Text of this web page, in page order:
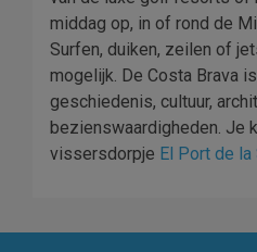
middag op, in of rond de
Surfen, duiken, zeilen of
mogelijk. De Costa Brava
geschiedenis, cultuur,
bezienswaardigheden. Je
vissersdorpje El Port de la